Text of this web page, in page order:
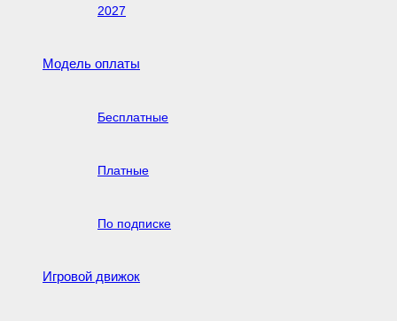
2027
Модель оплаты
Бесплатные
Платные
По подписке
Игровой движок